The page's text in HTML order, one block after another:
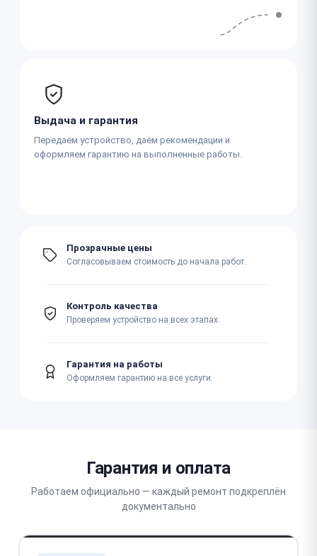
Выдача и гарантия
Передаём устройство, даём рекомендации и
оформляем гарантию на выполненные работы.
Прозрачные цены
Согласовываем стоимость до начала работ.
Контроль качества
Проверяем устройство на всех этапах.
Гарантия на работы
Оформляем гарантию на все услуги.
Гарантия и оплата
Работаем официально — каждый ремонт подкреплён
документально